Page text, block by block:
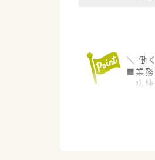
＼ 働
■業務
病棟
■緩
チー
薬剤
■電子